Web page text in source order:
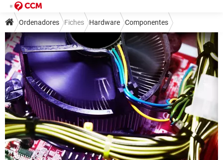
Ordenadores Fiches Hardware Componentes